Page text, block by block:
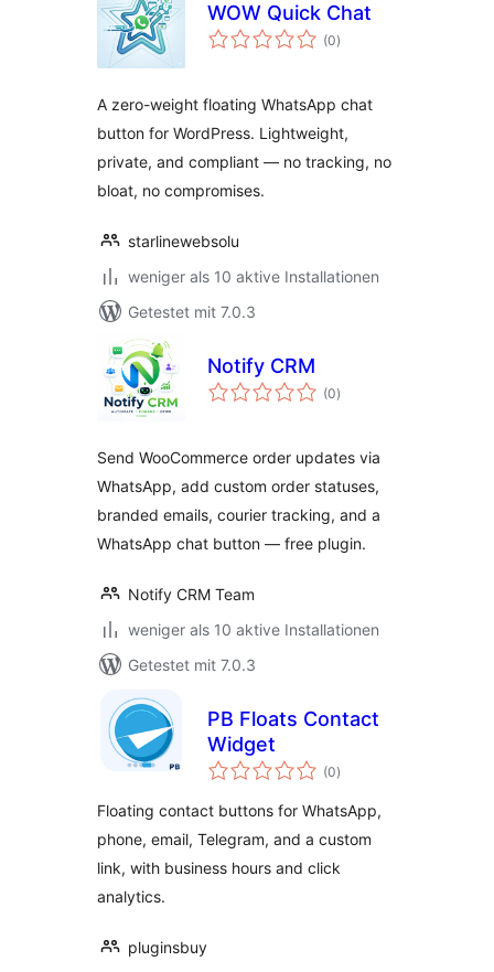
WOW Quick Chat
(0Bewertungen
insgesamt
)
A zero-weight floating WhatsApp chat
button for WordPress. Lightweight,
private, and compliant — no tracking, no
bloat, no compromises.
starlinewebsolu
weniger als 10 aktive Installationen
Getestet mit 7.0.3
Notify CRM
(0Bewertungen
insgesamt
)
Send WooCommerce order updates via
WhatsApp, add custom order statuses,
branded emails, courier tracking, and a
WhatsApp chat button — free plugin.
Notify CRM Team
weniger als 10 aktive Installationen
Getestet mit 7.0.3
PB Floats Contact
Widget
(0Bewertungen
insgesamt
)
Floating contact buttons for WhatsApp,
phone, email, Telegram, and a custom
link, with business hours and click
analytics.
pluginsbuy